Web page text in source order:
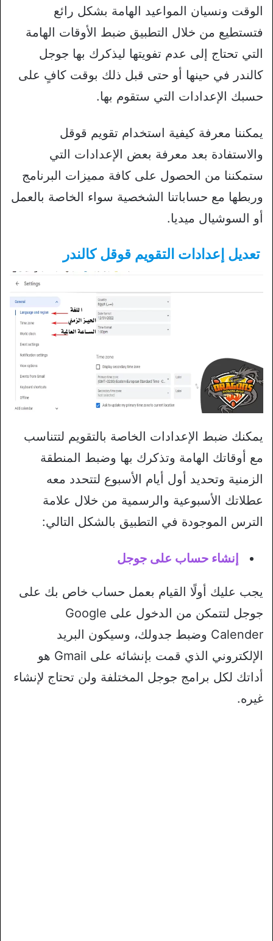
الوقت ونسيان المواعيد الهامة بشكل رائع
فتستطيع من خلال التطبيق ضبط الأوقات الهامة
التي تحتاج إلى عدم تفويتها ليذكرك بها جوجل
كالندر في حينها أو حتى قبل ذلك بوقت كافٍ على
حسبك الإعدادات التي ستقوم بها.
يمكننا معرفة كيفية استخدام تقويم قوقل
والاستفادة بعد معرفة بعض الإعدادات التي
ستمكننا من الحصول على كافة مميزات البرنامج
وربطها مع حساباتنا الشخصية سواء الخاصة بالعمل
أو السوشيال ميديا.
تعديل إعدادات التقويم قوقل كالندر
يمكنك ضبط الإعدادات الخاصة بالتقويم لتتناسب
مع أوقاتك الهامة وتذكرك بها وضبط المنطقة
الزمنية وتحديد أول أيام الأسبوع لتتحدد معه
عطلاتك الأسبوعية والرسمية من خلال علامة
الترس الموجودة في التطبيق بالشكل التالي:
إنشاء حساب على جوجل
يجب عليك أولًا القيام بعمل حساب خاص بك على
جوجل لتتمكن من الدخول على Google
Calender وضبط جدولك، وسيكون البريد
الإلكتروني الذي قمت بإنشائه على Gmail هو
أداتك لكل برامج جوجل المختلفة ولن تحتاج لإنشاء
غيره.